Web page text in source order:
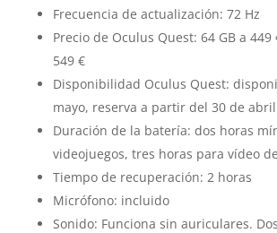
Frecuencia de actualización: 72 Hz
Precio de Oculus Quest: 64 GB a 449
549 €
Disponibilidad Oculus Quest:
mayo, reserva a partir del 30 de abril
Duración de la batería: dos horas
videojuegos, tres horas para vídeo
Tiempo de recuperación: 2 horas
Micrófono: incluido
Sonido: Funciona sin auriculares.